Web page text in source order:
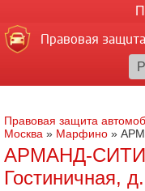
Правовая
Правовая защита
Москва » Марфино »
АРМАНД-СИТИ
Гостиничная,